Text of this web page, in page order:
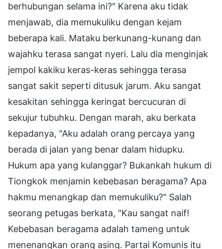
berhubungan selama ini?" Karena aku tidak
menjawab, dia memukuliku dengan kejam
beberapa kali. Mataku berkunang-kunang dan
wajahku terasa sangat nyeri. Lalu dia menginjak
jempol kakiku keras-keras sehingga terasa
sangat sakit seperti ditusuk jarum. Aku sangat
kesakitan sehingga keringat bercucuran di
sekujur tubuhku. Dengan marah, aku berkata
kepadanya, "Aku adalah orang percaya yang
berada di jalan yang benar dalam hidupku.
Hukum apa yang kulanggar? Bukankah hukum di
Tiongkok menjamin kebebasan beragama? Apa
hakmu menangkap dan memukuliku?" Salah
seorang petugas berkata, "Kau sangat naif!
Kebebasan beragama adalah tameng untuk
menenangkan orang asing. Partai Komunis itu